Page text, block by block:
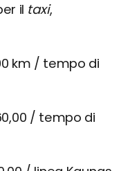
il taxi,
km / tempo di
/ tempo di